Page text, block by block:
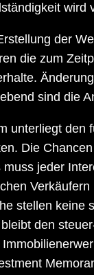
wird
der
die zum
sind die
unterliegt den
Die
jeder
stellen keine
den